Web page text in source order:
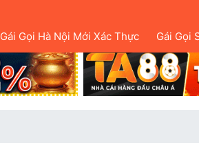
Gái Gọi Hà Nội Mới Xác Thực Gái Gọi